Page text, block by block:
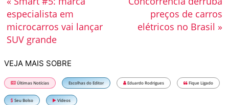
preços de carros
elétricos no Brasil »
especialista em
microcarros vai lançar
SUV grande
VEJA MAIS SOBRE
Últimas Notícias Escolhas do Editor Eduardo Rodrigues Fique Ligado
Seu Bolso Vídeos